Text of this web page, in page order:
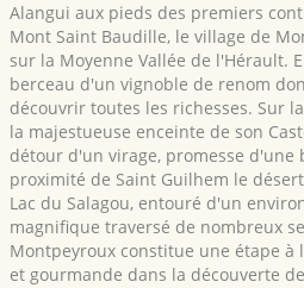
Alangui aux pieds des premiers
Mont Saint Baudille, le village de
sur la Moyenne Vallée de l'Hérault.
berceau d'un vignoble de renom
découvrir toutes les richesses. Sur
la majestueuse enceinte de son
détour d'un virage, promesse d'une
proximité de Saint Guilhem le
Lac du Salagou, entouré d'un
magnifique traversé de nombreux
Montpeyroux constitue une étape
et gourmande dans la découverte